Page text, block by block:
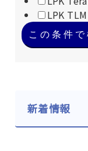
LPK
この条件で
新着情報